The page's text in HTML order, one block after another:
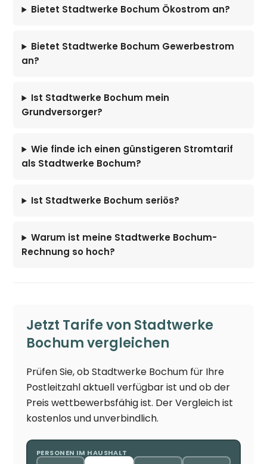
Bietet Stadtwerke Bochum Ökostrom an?
Bietet Stadtwerke Bochum Gewerbestrom
an?
Ist Stadtwerke Bochum mein
Grundversorger?
Wie finde ich einen günstigeren Stromtarif
als Stadtwerke Bochum?
Ist Stadtwerke Bochum seriös?
Warum ist meine Stadtwerke Bochum-
Rechnung so hoch?
Jetzt Tarife von Stadtwerke
Bochum vergleichen
Prüfen Sie, ob Stadtwerke Bochum für Ihre
Postleitzahl aktuell verfügbar ist und ob der
Preis wettbewerbsfähig ist. Der Vergleich ist
kostenlos und unverbindlich.
PERSONEN IM HAUSHALT